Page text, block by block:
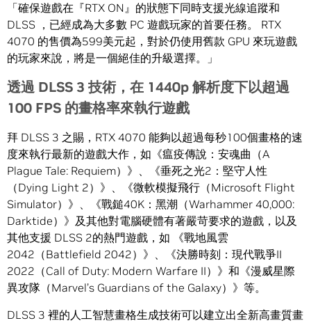
「確保遊戲在『RTX ON』的狀態下同時支援光線追蹤和
DLSS ，已經成為大多數 PC 遊戲玩家的首要任務。 RTX
4070 的售價為599美元起，對於仍使用舊款 GPU 來玩遊戲
的玩家來說，將是一個絕佳的升級選擇。」
透過 DLSS 3 技術，在 1440p 解析度下以超過
100 FPS 的畫格率來執行遊戲
拜 DLSS 3 之賜，RTX 4070 能夠以超過每秒100個畫格的速
度來執行最新的遊戲大作，如《瘟疫傳說：安魂曲（A
Plague Tale: Requiem）》、《垂死之光2：堅守人性
（Dying Light 2）》、《微軟模擬飛行（Microsoft Flight
Simulator）》、《戰鎚40K：黑潮（Warhammer 40,000:
Darktide）》及其他對電腦硬體有著嚴苛要求的遊戲，以及
其他支援 DLSS 2的熱門遊戲，如 《戰地風雲
2042（Battlefield 2042）》、《決勝時刻：現代戰爭II
2022（Call of Duty: Modern Warfare II）》和《漫威星際
異攻隊（Marvel’s Guardians of the Galaxy）》等。
DLSS 3 裡的人工智慧畫格生成技術可以建立出全新高畫質畫